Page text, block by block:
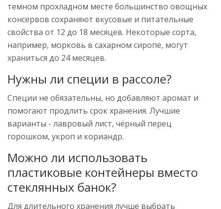
темном прохладном месте большинство овощных
консервов сохраняют вкусовые и питательные
свойства от 12 до 18 месяцев. Некоторые сорта,
например, морковь в сахарном сиропе, могут
храниться до 24 месяцев.
Нужны ли специи в рассоле?
Специи не обязательны, но добавляют аромат и
помогают продлить срок хранения. Лучшие
варианты - лавровый лист, чёрный перец
горошком, укроп и кориандр.
Можно ли использовать
пластиковые контейнеры вместо
стеклянных банок?
Для длительного хранения лучше выбрать